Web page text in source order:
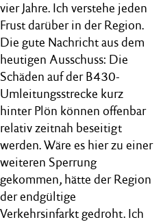
vier Jahre. Ich verstehe jeden
Frust darüber in der Region.
Die gute Nachricht aus dem
heutigen Ausschuss: Die
Schäden auf der B430-
Umleitungsstrecke kurz
hinter Plön können offenbar
relativ zeitnah beseitigt
werden. Wäre es hier zu einer
weiteren Sperrung
gekommen, hätte der Region
der endgültige
Verkehrsinfarkt gedroht. Ich